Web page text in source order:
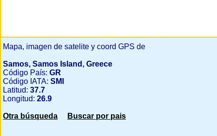
Mapa, imagen de satelite y coord GPS de
Samos, Samos Island, Greece
Código País: GR
Código IATA: SMI
Latitud: 37.7
Longitud: 26.9
Otra búsqueda Buscar por pais